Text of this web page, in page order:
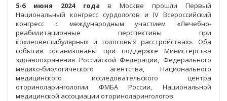
5-6 июня 2024 года в Москве прошли Первый
Национальный конгресс сурдологов и IV Всероссийский
конгресс с международным участием «Лечебно-
реабилитационные перспективы при
кохлеовестибулярных и голосовых расстройствах». Оба
события организованы при поддержке Министерства
здравоохранения Российской Федерации, Федерального
медико-биологического агентства, Национального
медицинского исследовательского центра
оториноларингологии ФМБА России, Национальной
медицинской ассоциации оториноларингологов.